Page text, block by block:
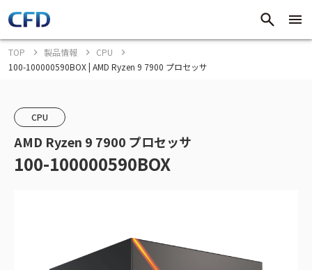
TOP 製品情報
CPU
100-100000590BOX | AMD Ryzen 9 7900 プロセッサ
CPU
AMD Ryzen 9 7900 プロセッサ
100-100000590BOX